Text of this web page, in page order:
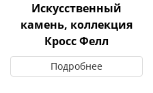
Искусственный
камень, коллекция
Кросс Фелл
Подробнее